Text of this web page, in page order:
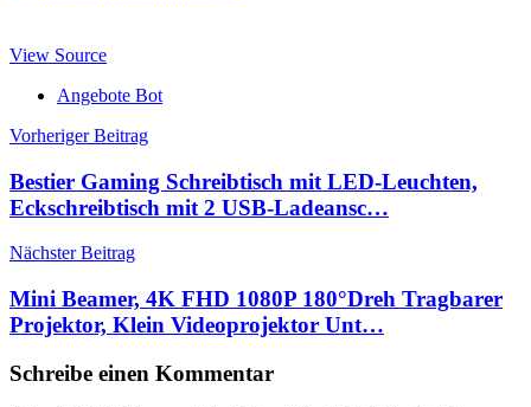
View Source
Angebote Bot
Beitragsnavigation
Vorheriger Beitrag
Bestier Gaming Schreibtisch mit LED-Leuchten,
Eckschreibtisch mit 2 USB-Ladeansc…
Nächster Beitrag
Mini Beamer, 4K FHD 1080P 180°Dreh Tragbarer
Projektor, Klein Videoprojektor Unt…
Schreibe einen Kommentar